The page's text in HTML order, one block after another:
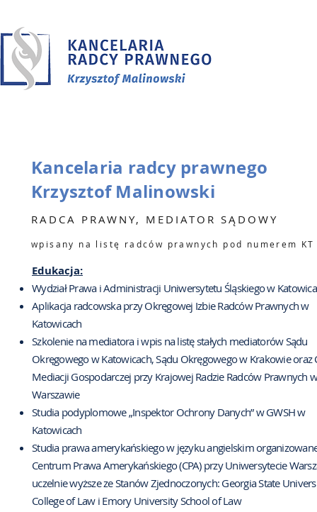
Kancelaria radcy prawnego
Krzysztof Malinowski
RADCA PRAWNY, MEDIATOR SĄDOWY
wpisany na listę radców prawnych pod numerem KT
Edukacja:
Wydział Prawa i Administracji Uniwersytetu Śląskiego w
Aplikacja radcowska przy Okręgowej Izbie Radców Prawnych w
Katowicach
Szkolenie na mediatora i wpis na listę stałych mediatorów Sądu
Okręgowego w Katowicach, Sądu Okręgowego w Krakowie oraz
Mediacji Gospodarczej przy Krajowej Radzie Radców Prawnych w
Warszawie
Studia podyplomowe „Inspektor Ochrony Danych” w GWSH w
Katowicach
Studia prawa amerykańskiego w języku angielskim
Centrum Prawa Amerykańskiego (CPA) przy Uniwersytecie
uczelnie wyższe ze Stanów Zjednoczonych: Georgia State
College of Law i Emory UniversitySchool of Law